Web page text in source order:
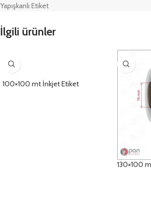
Yapışkanlı Etiket
İlgili ürünler
100×100 mt İnkjet Etiket
130×100